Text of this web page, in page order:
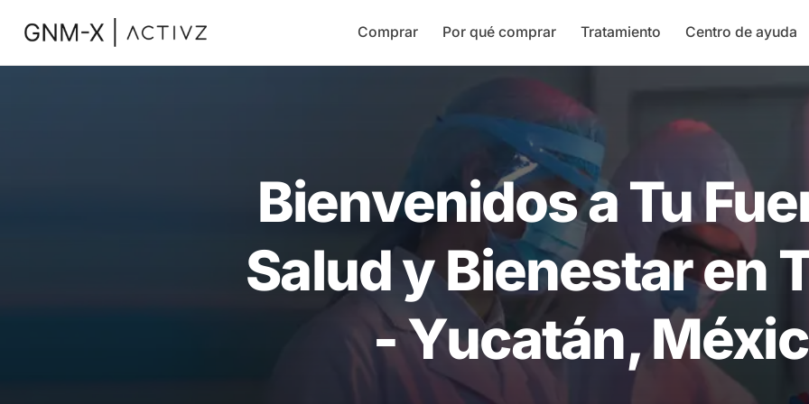
Comprar Por qué comprar Tratamiento Centro de ayuda
Bienvenidos a Tu
Salud y Bienestar en
- Yucatán,